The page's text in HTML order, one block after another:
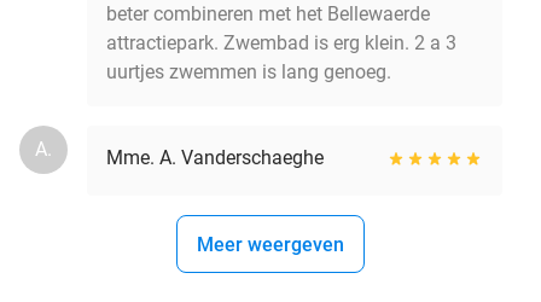
beter combineren met het Bellewaerde
attractiepark. Zwembad is erg klein. 2 a 3
uurtjes zwemmen is lang genoeg.
A. Mme. A. Vanderschaeghe
Meer weergeven